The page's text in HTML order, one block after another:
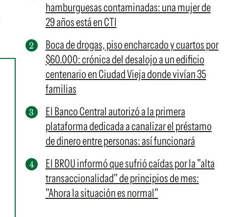
hamburguesas contaminadas: una mujer de
29 años está en CTI
Boca de drogas, piso encharcado y cuartos por
$60.000: crónica del desalojo a un edificio
centenario en Ciudad Vieja donde vivían 35
familias
El Banco Central autorizó a la primera
plataforma dedicada a canalizar el préstamo
de dinero entre personas: así funcionará
El BROU informó que sufrió caídas por la "alta
transaccionalidad" de principios de mes:
"Ahora la situación es normal"